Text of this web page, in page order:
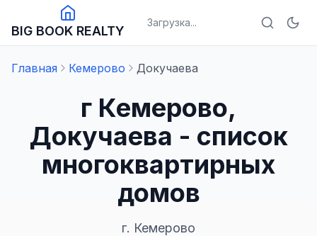
BIG BOOK REALTY
Загрузка...
Главная Кемерово Докучаева
г Кемерово,
Докучаева - список
многоквартирных
домов
г. Кемерово